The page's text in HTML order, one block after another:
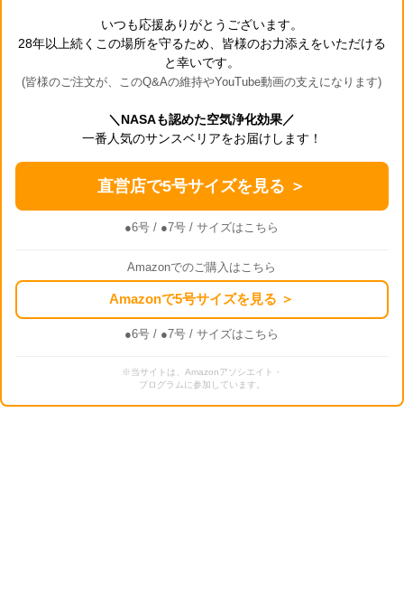
いつも応援ありがとうございます。
28年以上続くこの場所を守るため、皆様のお力添えをいただける
と幸いです。
(皆様のご注文が、このQ&Aの維持やYouTube動画の支えになります)
＼NASAも認めた空気浄化効果／
一番人気のサンスベリアをお届けします！
直営店で5号サイズを見る ＞
●6号 / ●7号 / サイズはこちら
Amazonでのご購入はこちら
Amazonで5号サイズを見る ＞
●6号 / ●7号 / サイズはこちら
※当サイトは、Amazonアソシエイト・
プログラムに参加しています。